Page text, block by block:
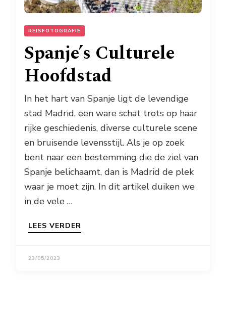
REISFOTOGRAFIE
Spanje’s Culturele
Hoofdstad
In het hart van Spanje ligt de levendige
stad Madrid, een ware schat trots op haar
rijke geschiedenis, diverse culturele scene
en bruisende levensstijl. Als je op zoek
bent naar een bestemming die de ziel van
Spanje belichaamt, dan is Madrid de plek
waar je moet zijn. In dit artikel duiken we
in de vele …
LEES VERDER
23/05/2023